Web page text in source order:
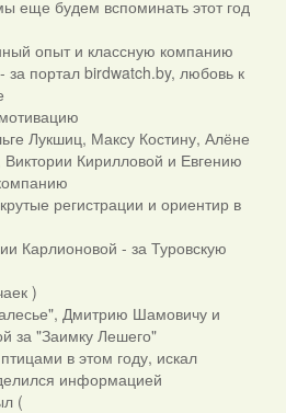
еще будем вспоминать этот год
опыт и классную компанию
портал birdwatch.by, любовь к
Лукшиц, Максу Костину, Алёне
Кирилловой и Евгению
регистрации и ориентир в
Карлионовой - за Туровскую
)
Дмитрию Шамовичу и
за "Заимку Лешего"
в этом году, искал
информацией
(